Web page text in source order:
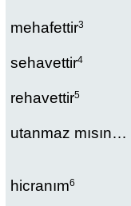
mehafettir3
sehavettir4
rehavettir5
utanmaz mısın…
hicranım6